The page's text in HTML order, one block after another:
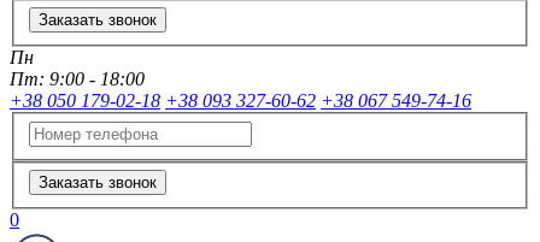
Заказать звонок
Пн
Пт: 9:00 - 18:00
+38 050 179-02-18 +38 093 327-60-62 +38 067 549-74-16
Заказать звонок
0